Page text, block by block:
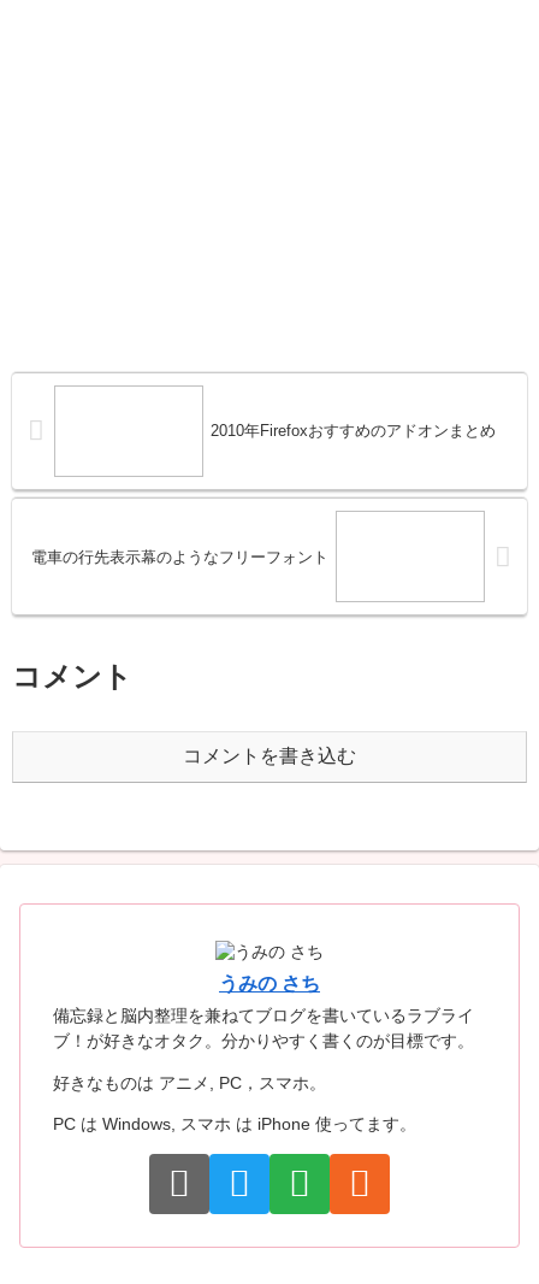
2010年Firefoxおすすめのアドオンまとめ
電車の行先表示幕のようなフリーフォント
コメント
コメントを書き込む
うみの さち
備忘録と脳内整理を兼ねてブログを書いているラブライ
ブ！が好きなオタク。分かりやすく書くのが目標です。
好きなものは アニメ, PC，スマホ。
PC は Windows, スマホ は iPhone 使ってます。